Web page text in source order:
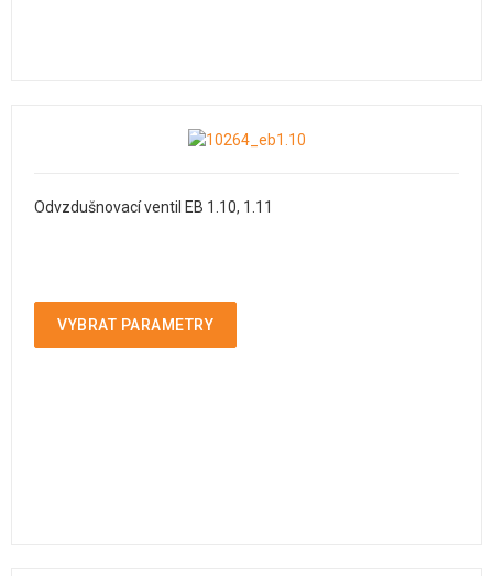
Odvzdušnovací ventil EB 1.10, 1.11
VYBRAT PARAMETRY